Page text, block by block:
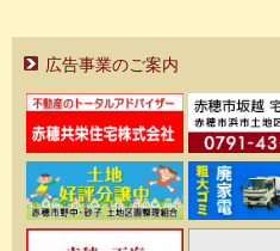
広告事業のご案内